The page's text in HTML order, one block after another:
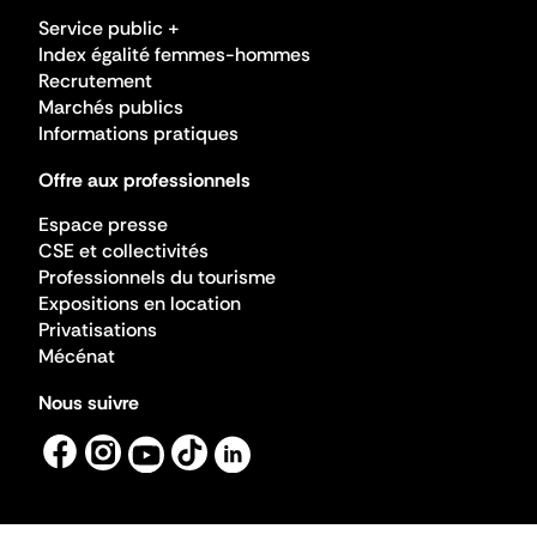
Service public +
Index égalité femmes-hommes
Recrutement
Marchés publics
Informations pratiques
Offre aux professionnels
Espace presse
CSE et collectivités
Professionnels du tourisme
Expositions en location
Privatisations
Mécénat
Nous suivre